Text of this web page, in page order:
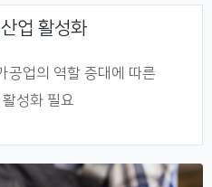
업 활성화
공업의 역할 증대에 따른
성화 필요